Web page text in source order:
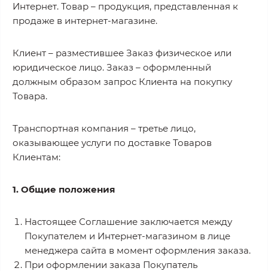
Интернет. Товар – продукция, представленная к
продаже в интернет-магазине.
Клиент – разместившее Заказ физическое или
юридическое лицо. Заказ – оформленный
должным образом запрос Клиента на покупку
Товара.
Транспортная компания – третье лицо,
оказывающее услуги по доставке Товаров
Клиентам:
1. Общие положения
Настоящее Соглашение заключается между
Покупателем и Интернет-магазином в лице
менеджера сайта в момент оформления заказа.
При оформлении заказа Покупатель